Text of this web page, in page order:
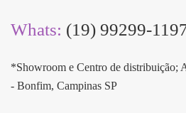
Whats: (19) 99299-
*Showroom e Centro de distribuição;
- Bonfim, Campinas SP